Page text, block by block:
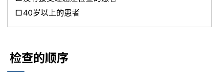
40岁以上的患者
检查的顺序